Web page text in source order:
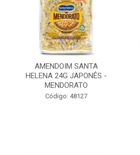
AMENDOIM SANTA
HELENA 24G JAPONÊS -
MENDORATO
Código: 48127